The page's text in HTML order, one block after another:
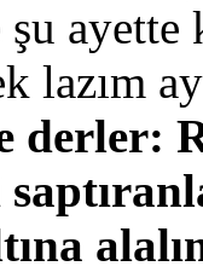
lazım
derler: